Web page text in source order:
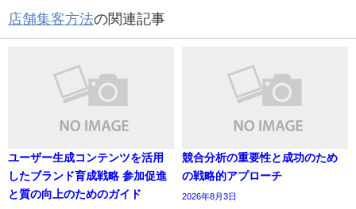
店舗集客方法の関連記事
ユーザー生成コンテンツを活用
したブランド育成戦略 参加促進
と質の向上のためのガイド
競合分析の重要性と成功のため
の戦略的アプローチ
2026年8月3日